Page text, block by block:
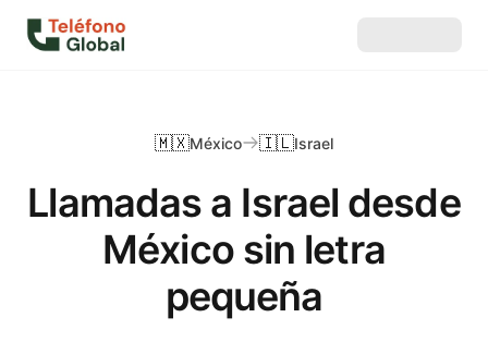
Llamadas a Israel desde
México sin letra
pequeña
🇲🇽México 🇮🇱Israel